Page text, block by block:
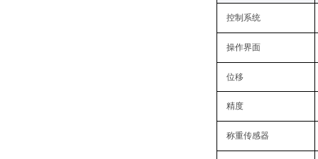
控制系统
操作界面
位移
精度
称重传感器